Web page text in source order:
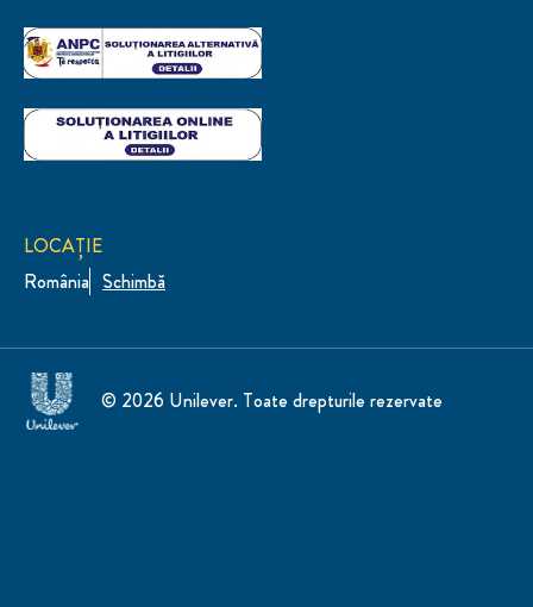
© 2026 Unilever. Toate drepturile rezervate
LOCAȚIE
România Schimbă